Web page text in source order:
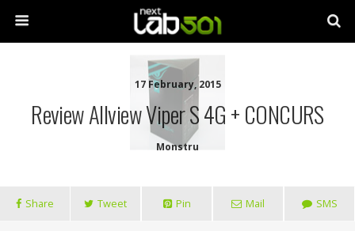
17 February, 2015
Review Allview Viper S 4G + CONCURS
Monstru
Share Tweet Pin Mail SMS